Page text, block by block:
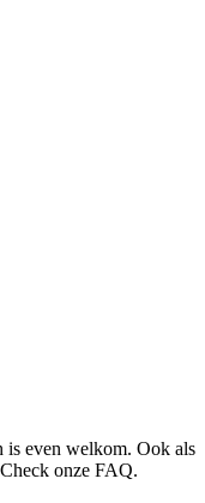
is even welkom. Ook als
onze FAQ.